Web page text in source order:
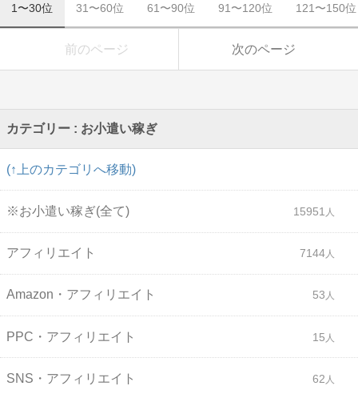
1〜30位 31〜60位 61〜90位 91〜120位 121〜150位
前のページ 次のページ
カテゴリー : お小遣い稼ぎ
(↑上のカテゴリへ移動)
※お小遣い稼ぎ(全て) 15951
アフィリエイト 7144
Amazon・アフィリエイト 53
PPC・アフィリエイト 15
SNS・アフィリエイト 62